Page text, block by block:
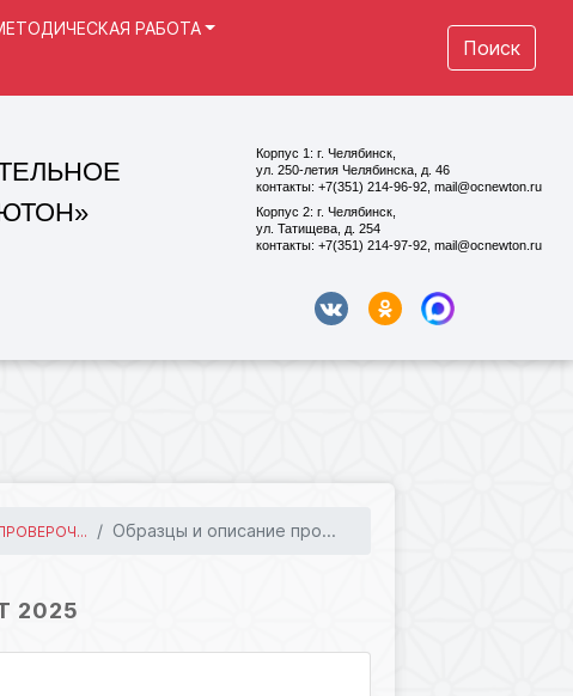
РАБОТА
Поиск
ул. 250-летия Челябинска, д. 46
контакты: +7(351) 214-96-92, mail@ocnewton.ru
контакты: +7(351) 214-97-92, mail@ocnewton.ru
Образцы и описание про...
2025